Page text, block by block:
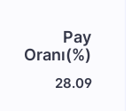
Pay
Oranı(%)
28.09